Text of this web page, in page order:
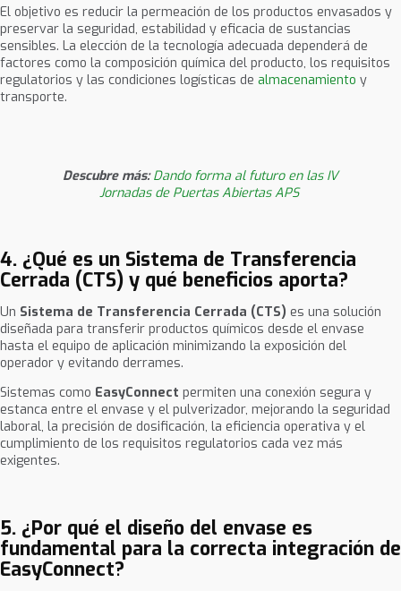
El objetivo es reducir la permeación de los productos envasados y
preservar la seguridad, estabilidad y eficacia de sustancias
sensibles. La elección de la tecnología adecuada dependerá de
factores como la composición química del producto, los requisitos
regulatorios y las condiciones logísticas de almacenamiento y
transporte.
Descubre más: Dando forma al futuro en las IV
Jornadas de Puertas Abiertas APS
4. ¿Qué es un Sistema de Transferencia
Cerrada (CTS) y qué beneficios aporta?
Un Sistema de Transferencia Cerrada (CTS) es una solución
diseñada para transferir productos químicos desde el envase
hasta el equipo de aplicación minimizando la exposición del
operador y evitando derrames.
Sistemas como EasyConnect permiten una conexión segura y
estanca entre el envase y el pulverizador, mejorando la seguridad
laboral, la precisión de dosificación, la eficiencia operativa y el
cumplimiento de los requisitos regulatorios cada vez más
exigentes.
5. ¿Por qué el diseño del envase es
fundamental para la correcta integración de
EasyConnect?